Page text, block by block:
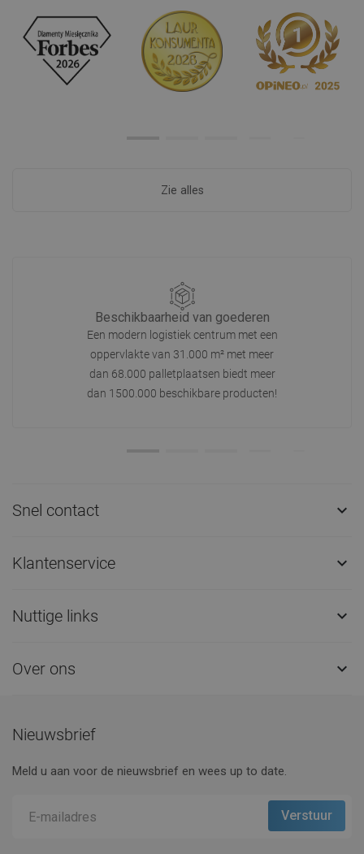
Zie alles
Beschikbaarheid van goederen
Een modern logistiek centrum met een
oppervlakte van 31.000 m² met meer
dan 68.000 palletplaatsen biedt meer
dan 1500.000 beschikbare producten!
Snel contact 
Klantenservice 
Nuttige links 
Over ons 
Nieuwsbrief
Meld u aan voor de nieuwsbrief en wees up to date.